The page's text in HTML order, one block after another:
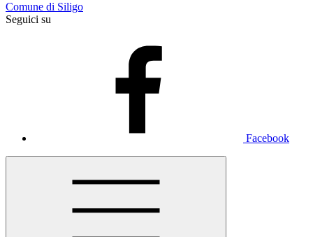
Comune di Siligo
Seguici su
Facebook